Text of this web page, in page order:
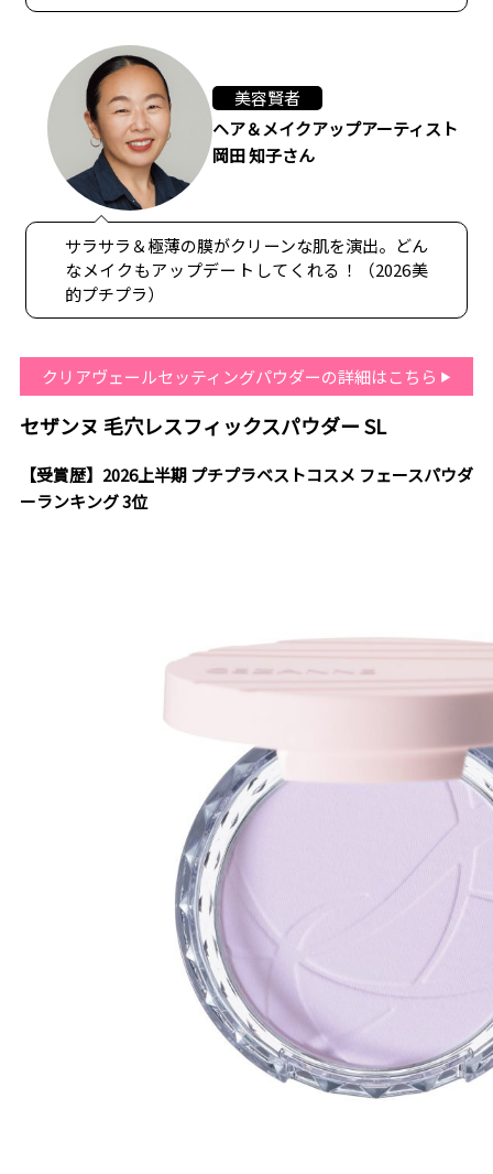
美容賢者
ヘア＆メイクアップアーティスト
岡田 知子さん
サラサラ＆極薄の膜がクリーンな肌を演出。どん
なメイクもアップデートしてくれる！（2026美
的プチプラ）
クリアヴェールセッティングパウダーの詳細はこちら
セザンヌ 毛穴レスフィックスパウダー SL
【受賞歴】2026上半期 プチプラベストコスメ フェースパウダ
ーランキング 3位